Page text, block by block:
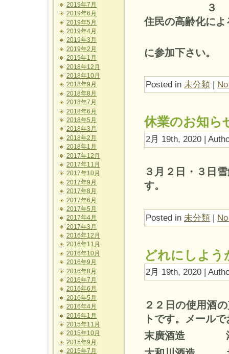
2019年7月
2019年6月
2019年5月
2019年4月
2019年3月
2019年2月
2019年1月
2018年12月
2018年10月
2018年9月
2018年8月
2018年7月
2018年6月
2018年5月
2018年3月
2018年2月
2018年1月
2017年12月
2017年11月
2017年10月
2017年9月
2017年8月
2017年6月
2017年5月
2017年4月
2017年3月
2016年12月
2016年11月
2016年10月
2016年9月
2016年8月
2016年7月
2016年6月
2016年5月
2016年4月
2016年1月
2015年11月
2015年10月
2015年9月
2015年7月
３ 例年提
住民の高齢化に
に参加下さい。
Posted in 未分類 |
休業のお知ら
2月 19th, 2020 |
３月２日・３日
す。
Posted in 未分類 |
どれにしよう
2月 19th, 2020 |
２２日の使用酒
トです。メール
末廣酒造 鴻